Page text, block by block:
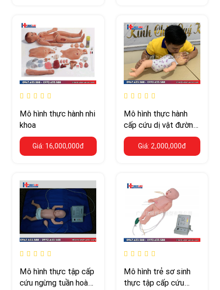
Mô hình thực hành nhi
khoa
Giá: 16,000,000đ
Mô hình thực hành
cấp cứu dị vật đường
thở ở trẻ em
Giá: 2,000,000đ
Mô hình thực tập cấp
cứu ngừng tuần hoàn
Mô hình trẻ sơ sinh
thực tập cấp cứu